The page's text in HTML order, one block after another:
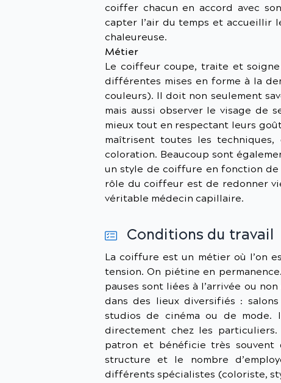
coiffer chacun en accord avec
capter l’air du temps et accueillir
chaleureuse.
Métier
Le coiffeur coupe, traite et
différentes mises en forme à la
couleurs). Il doit non seulement
mais aussi observer le visage de
mieux tout en respectant leurs
maîtrisent toutes les
coloration. Beaucoup sont
un style de coiffure en fonction de
rôle du coiffeur est de redonner
véritable médecin capillaire.
Conditions du travail
La coiffure est un métier où l’on
tension. On piétine en
pauses sont liées à l’arrivée ou
dans des lieux diversifiés :
studios de cinéma ou de mode.
directement chez les
patron et bénéficie très souvent
structure et le nombre
différents spécialistes (coloriste,